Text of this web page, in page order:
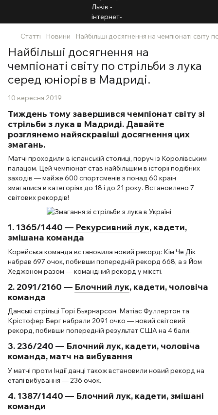
Статті Новини Найбільші досягнення на чемпіонаті світу
Найбільші досягнення на
чемпіонаті світу по стрільби з лука
серед юніорів в Мадриді.
10 вересня 2019
Тиждень тому завершився чемпіонат світу зі
стрільби з лука в Мадриді. Давайте
розглянемо найяскравіші досягнення цих
змагань.
Матчі проходили в іспанській столиці, поруч із Королівським
палацом. Цей чемпіонат став найбільшим в історії подібних
заходів — майже 600 спортсменів з понад 60 країн
змагалися в категоріях до 18 і до 21 року. Встановлено 7
світових рекордів!
1. 1365/1440 — Рекурсивний лук, кадети,
змішана команда
Корейська команда встановила новий рекорд: Кім Че Дік
набрав 697 очок, побивши попередній рекорд 668, а з Йом
Хеджоном разом — командний рекорд у міксті.
2. 2091/2160 — Блочний лук, кадети, чоловіча
команда
Данські стрільці Торі Бьярнарсон, Матіас Фуллертон та
Крістофер Берг набрали 2091 очко — новий світовий
рекорд, побивши попередній результат США на 4 бали.
3. 236/240 — Блочний лук, кадети, чоловіча
команда, матч на вибування
У матчі проти Індії данці також встановили новий рекорд на
етапі вибування — 236 очок.
4. 1387/1440 — Блочний лук, кадети, змішані
команди